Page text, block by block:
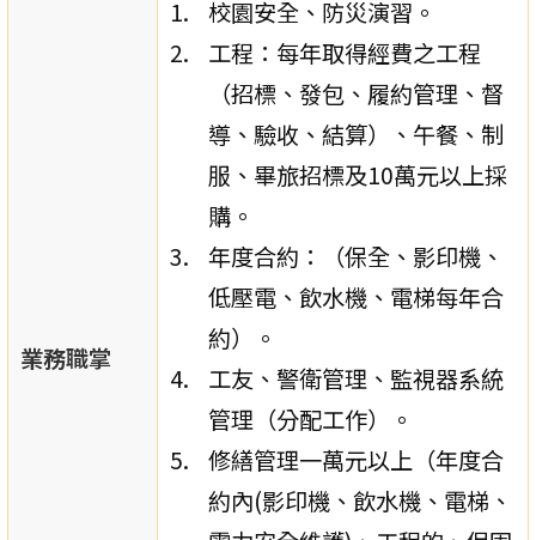
業務職掌
校園安全、防災演習。
工程：每年取得經費之工程
（招標、發包、履約管理、督
導、驗收、結算）、午餐、制
服、畢旅招標及10萬元以上採
購。
年度合約：（保全、影印機、
低壓電、飲水機、電梯每年合
約）。
工友、警衛管理、監視器系統
管理（分配工作）。
修繕管理一萬元以上（年度合
約內(影印機、飲水機、電梯、